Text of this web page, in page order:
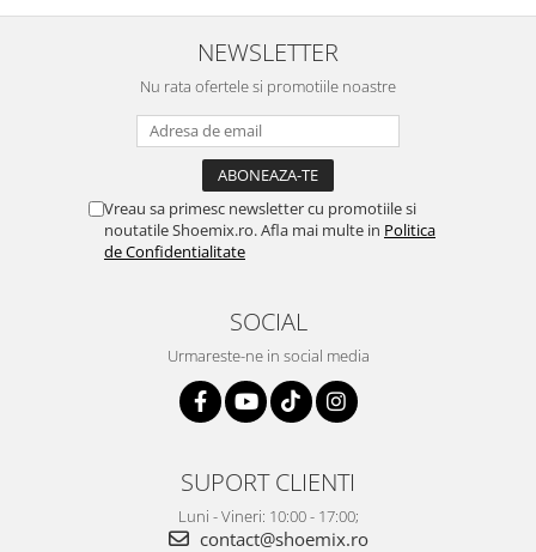
NEWSLETTER
Nu rata ofertele si promotiile noastre
Vreau sa primesc newsletter cu promotiile si
noutatile Shoemix.ro. Afla mai multe in Politica
de Confidentialitate
SOCIAL
Urmareste-ne in social media
SUPORT CLIENTI
Luni - Vineri: 10:00 - 17:00;
contact@shoemix.ro